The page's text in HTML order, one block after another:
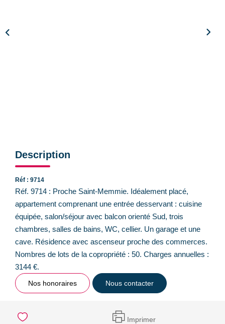
Description
Réf : 9714
Réf. 9714 : Proche Saint-Memmie. Idéalement placé,
appartement comprenant une entrée desservant : cuisine
équipée, salon/séjour avec balcon orienté Sud, trois
chambres, salles de bains, WC, cellier. Un garage et une
cave. Résidence avec ascenseur proche des commerces.
Nombres de lots de la copropriété : 50. Charges annuelles :
3144 €.
Nos honoraires Nous contacter
Imprimer